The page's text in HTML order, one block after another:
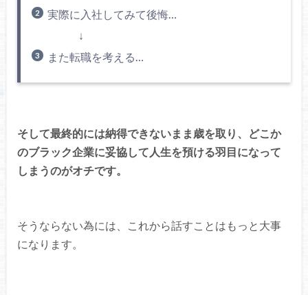
実際に入社してみて後悔…
↓
また転職を考える…
そして最終的には納得できないまま歳を取り、どこか
のブラック企業に妥協して人生を預ける羽目になって
しまうのがオチです。
そうならない為には、これから話すことはもっと大事
になります。